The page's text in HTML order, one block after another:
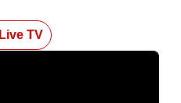
Live TV